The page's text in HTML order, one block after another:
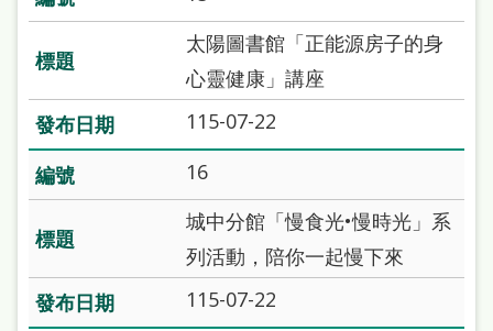
絡
們
太陽圖書館「正能源房子的身
心靈健康」講座
115-07-22
16
城中分館「慢食光•慢時光」系
列活動，陪你一起慢下來
115-07-22